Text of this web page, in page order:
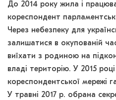
До 2014 року жила і
кореспондент
Через небезпеку для
залишатися в окупованій
виїхати з родиною на
владі територію. У 2015
кореспондентської мережі
У травні 2017 р. обрана